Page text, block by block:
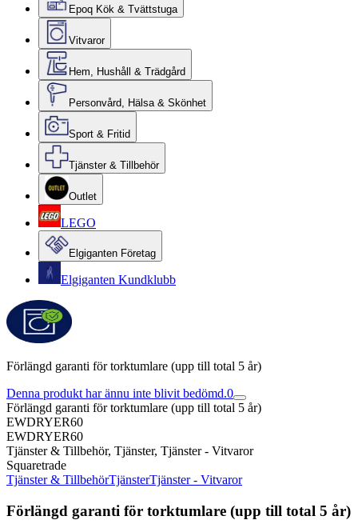
Epoq Kök & Tvättstuga
Vitvaror
Hem, Hushåll & Trädgård
Personvård, Hälsa & Skönhet
Sport & Fritid
Tjänster & Tillbehör
Outlet
LEGO
Elgiganten Företag
Elgiganten Kundklubb
Förlängd garanti för torktumlare (upp till total 5 år)
Denna produkt har ännu inte blivit bedömd.0
Förlängd garanti för torktumlare (upp till total 5 år)
EWDRYER60
EWDRYER60
Tjänster & Tillbehör, Tjänster, Tjänster - Vitvaror
Squaretrade
Tjänster & TillbehörTjänsterTjänster - Vitvaror
Förlängd garanti för torktumlare (upp till total 5 år)